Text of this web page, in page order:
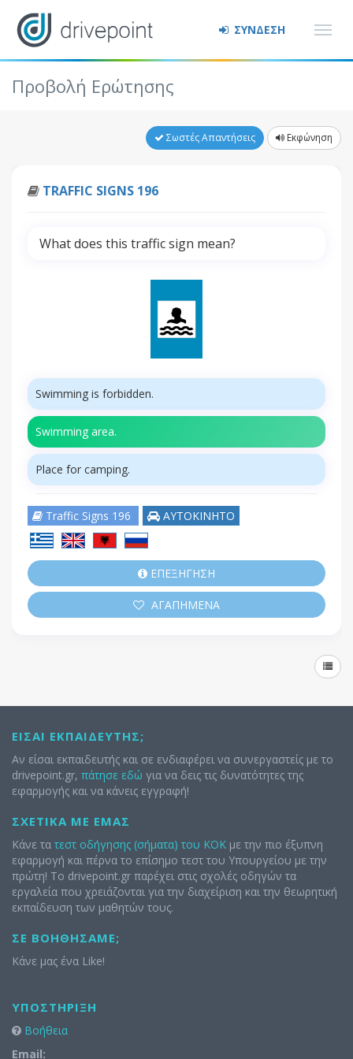
ΣΥΝΔΕΣΗ
Προβολή Ερώτησης
Σωστές Απαντήσεις Εκφώνηση
TRAFFIC SIGNS 196
What does this traffic sign mean?
Swimming is forbidden.
Swimming area.
Place for camping.
Traffic Signs 196 ΑΥΤΟΚΙΝΗΤΟ
ΕΠΕΞΗΓΗΣΗ
ΑΓΑΠΗΜΕΝΑ
ΕΊΣΑΙ ΕΚΠΑΙΔΕΥΤΉΣ;
Αν είσαι εκπαιδευτής και σε ενδιαφέρει να συνεργαστείς με το
drivepoint.gr, πάτησε εδώ για να δεις τις δυνατότητες της
εφαρμογής και να κάνεις εγγραφή!
ΣΧΕΤΙΚΆ ΜΕ ΕΜΆΣ
Κάνε τα τεστ οδήγησης (σήματα) του ΚΟΚ με την πιο έξυπνη
εφαρμογή και πέρνα το επίσημο τεστ του Υπουργείου με την
πρώτη! Το drivepoint.gr παρέχει στις σχολές οδηγών τα
εργαλεία που χρειάζονται για την διαχείριση και την θεωρητική
εκπαίδευση των μαθητών τους.
ΣΕ ΒΟΗΘΉΣΑΜΕ;
Κάνε μας ένα Like!
ΥΠΟΣΤΉΡΙΞΗ
Βοήθεια
Email: